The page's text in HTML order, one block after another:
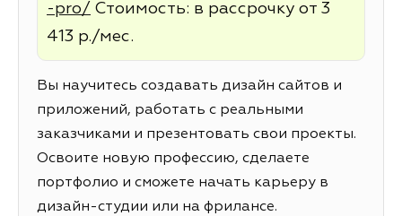
-pro/ Стоимость: в рассрочку от 3
413 р./мес.
Вы научитесь создавать дизайн сайтов и
приложений, работать с реальными
заказчиками и презентовать свои проекты.
Освоите новую профессию, сделаете
портфолио и сможете начать карьеру в
дизайн-студии или на фрилансе.